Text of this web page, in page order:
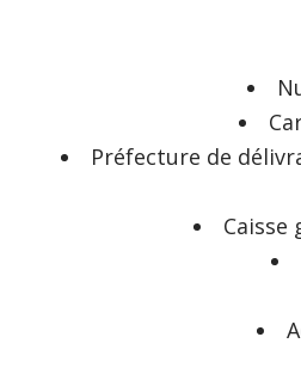
Préfecture de
Caisse